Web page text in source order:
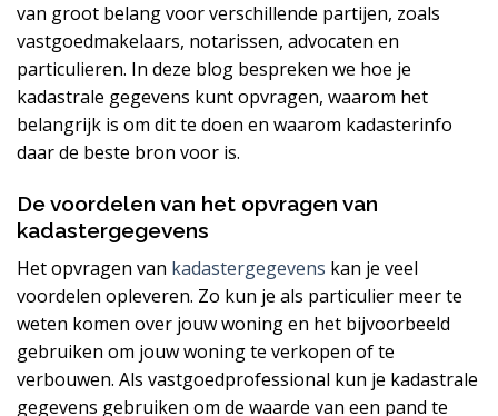
van groot belang voor verschillende partijen, zoals
vastgoedmakelaars, notarissen, advocaten en
particulieren. In deze blog bespreken we hoe je
kadastrale gegevens kunt opvragen, waarom het
belangrijk is om dit te doen en waarom kadasterinfo
daar de beste bron voor is.
De voordelen van het opvragen van
kadastergegevens
Het opvragen van kadastergegevens kan je veel
voordelen opleveren. Zo kun je als particulier meer te
weten komen over jouw woning en het bijvoorbeeld
gebruiken om jouw woning te verkopen of te
verbouwen. Als vastgoedprofessional kun je kadastrale
gegevens gebruiken om de waarde van een pand te